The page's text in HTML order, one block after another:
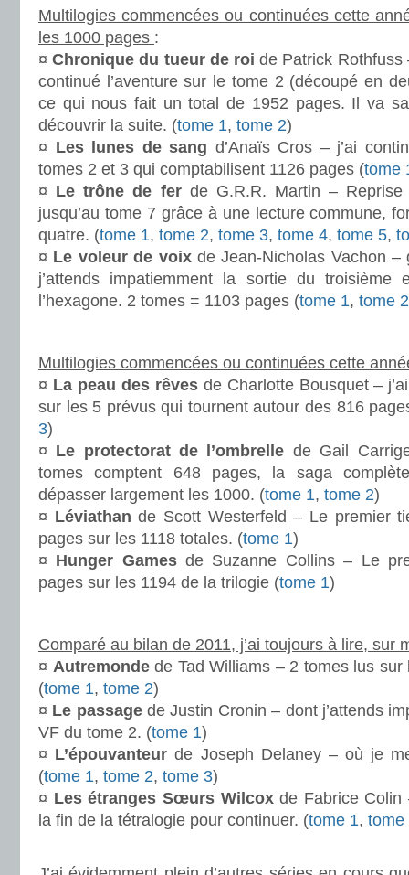
Multilogies commencées ou continuées cette
les 1000 pages :
¤Chronique du tueur de roi de Patrick Rothfuss
continué l’aventure sur le tome 2 (découpé en
ce qui nous fait un total de 1952 pages. Il va
découvrir la suite. (tome 1, tome 2)
¤ Les lunes de sang d’Anaïs Cros – j’ai
tomes 2 et 3 qui comptabilisent 1126 pages (tome
¤ Le trône de ferde G.R.R. Martin – Reprise
jusqu’au tome 7 grâce à une lecture commune,
quatre. (tome 1, tome 2, tome 3, tome 4, tome 5,
¤ Le voleur de voixde Jean-Nicholas Vachon
j’attends impatiemment la sortie du troisième
l’hexagone. 2 tomes = 1103 pages (tome 1, tome 2
Multilogies commencées ou continuées cette
¤ La peau des rêvesde Charlotte Bousquet –
sur les 5 prévus qui tournent autour des 816
3)
¤ Le protectorat de l’ombrelle de Gail
tomes comptent 648 pages, la saga
dépasser largement les 1000. (tome 1, tome 2)
¤ Léviathan de Scott Westerfeld – Le premier
pages sur les 1118 totales. (tome 1)
¤ Hunger Gamesde Suzanne Collins – Le
pages sur les 1194 de la trilogie (tome 1)
Comparé au bilan de 2011, j’ai toujours à lire, sur
¤ Autremondede Tad Williams – 2 tomes lus sur
(tome 1, tome 2)
¤ Le passagede Justin Cronin – dont j’attends
VF du tome 2. (tome 1)
¤ L’épouvanteur de Joseph Delaney – où je
(tome 1, tome 2, tome 3)
¤ Les étranges Sœurs Wilcoxde Fabrice Colin
la fin de la tétralogie pour continuer. (tome 1, tome